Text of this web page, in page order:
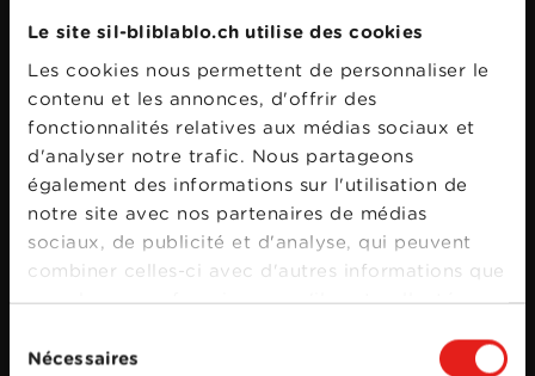
Le site sil-bliblablo.ch utilise des cookies
Les cookies nous permettent de personnaliser le
contenu et les annonces, d'offrir des
fonctionnalités relatives aux médias sociaux et
d'analyser notre trafic. Nous partageons
également des informations sur l'utilisation de
notre site avec nos partenaires de médias
sociaux, de publicité et d'analyse, qui peuvent
combiner celles-ci avec d'autres informations que
vous leur avez fournies ou qu'ils ont collectées
duNécessaires